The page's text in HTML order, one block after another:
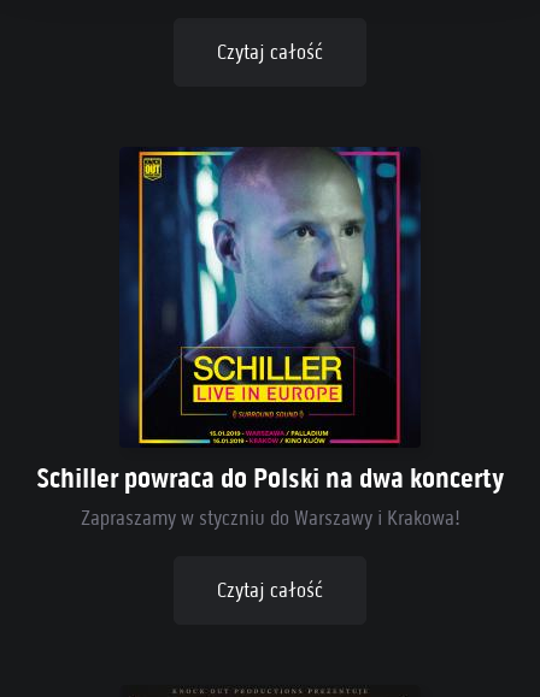
Czytaj całość
Schiller powraca do Polski na dwa koncerty
Zapraszamy w styczniu do Warszawy i Krakowa!
Czytaj całość